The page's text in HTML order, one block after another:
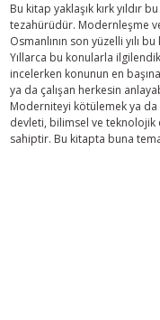
Bu kitap yaklaşık kırk
tezahürüdür. Modernleşme
Osmanlının son yüzelli yılı
Yıllarca bu konularla
incelerken konunun en
ya da çalışan herkesin
Moderniteyi kötülemek ya da
devleti, bilimsel ve teknolojik
sahiptir. Bu kitapta buna